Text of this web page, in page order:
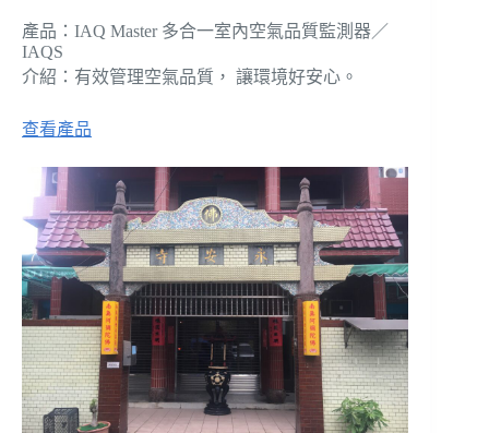
產品：IAQ Master 多合一室內空氣品質監測器／
IAQS
介紹：有效管理空氣品質， 讓環境好安心。
查看產品